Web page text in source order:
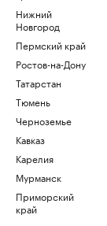
Нижний
Новгород
Пермский край
Ростов-на-Дону
Татарстан
Тюмень
Черноземье
Кавказ
Карелия
Мурманск
Приморский
край